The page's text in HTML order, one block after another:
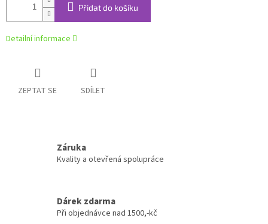
Přidat do košíku
Detailní informace
ZEPTAT SE SDÍLET
Záruka
Kvality a otevřená spolupráce
Dárek zdarma
Při objednávce nad 1500,-kč